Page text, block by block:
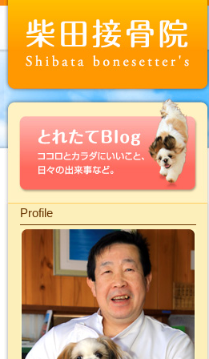
Profile